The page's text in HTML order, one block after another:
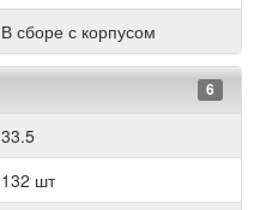
В сборе с корпусом
6
33.5
132 шт